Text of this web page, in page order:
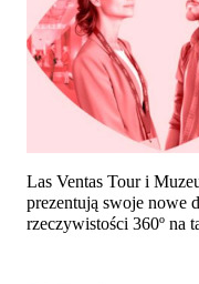
Las Ventas Tour i
prezentują swoje nowe
rzeczywistości 360º na